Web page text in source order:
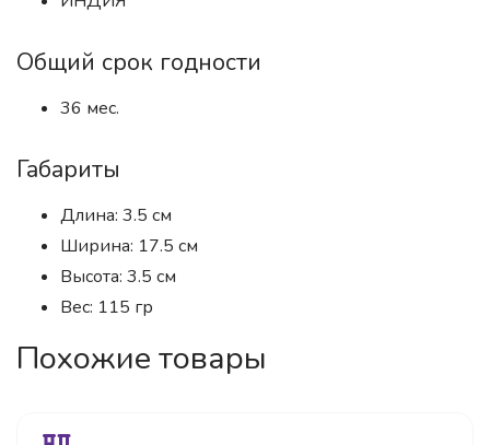
Общий срок годности
36 мес.
Габариты
Длина: 3.5 см
Ширина: 17.5 см
Высота: 3.5 см
Вес: 115 гр
Похожие товары